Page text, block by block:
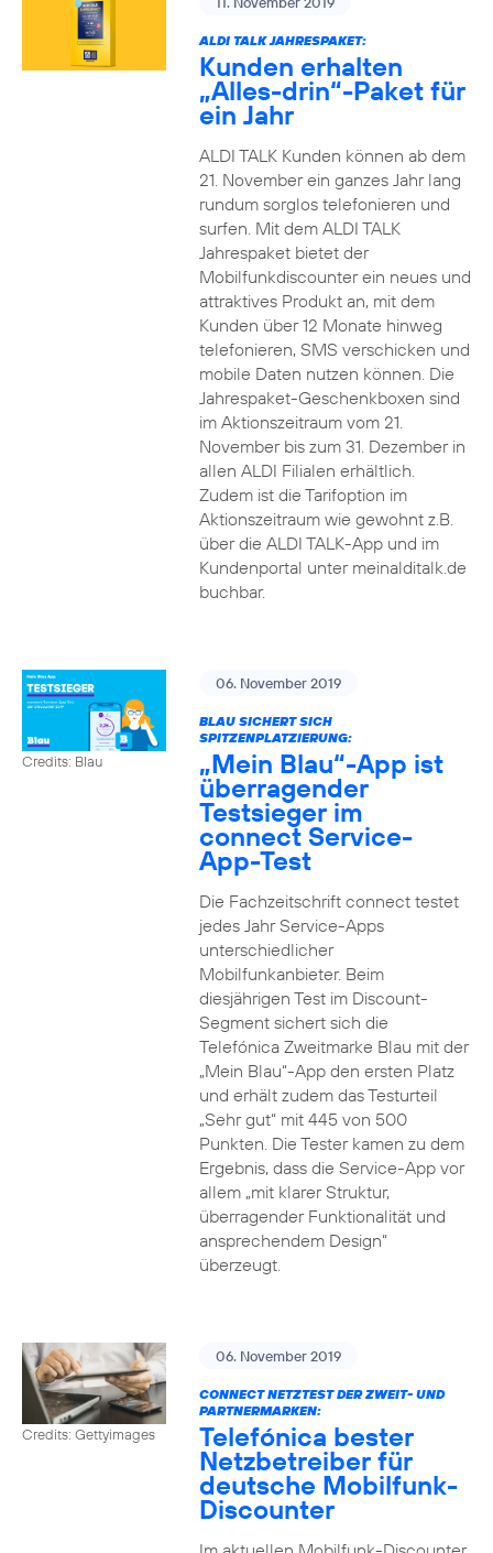
ALDI TALK JAHRESPAKET:
Kunden erhalten
„Alles-drin“-Paket für
ein Jahr
ALDI TALK Kunden können ab dem
21. November ein ganzes Jahr lang
rundum sorglos telefonieren und
surfen. Mit dem ALDI TALK
Jahrespaket bietet der
Mobilfunkdiscounter ein neues und
attraktives Produkt an, mit dem
Kunden über 12 Monate hinweg
telefonieren, SMS verschicken und
mobile Daten nutzen können. Die
Jahrespaket-Geschenkboxen sind
im Aktionszeitraum vom 21.
November bis zum 31. Dezember in
allen ALDI Filialen erhältlich.
Zudem ist die Tarifoption im
Aktionszeitraum wie gewohnt z.B.
über die ALDI TALK-App und im
Kundenportal unter meinalditalk.de
buchbar.
Credits: Blau
06. November 2019
BLAU SICHERT SICH
SPITZENPLATZIERUNG:
„Mein Blau“-App ist
überragender
Testsieger im
connect Service-
App-Test
Die Fachzeitschrift connect testet
jedes Jahr Service-Apps
unterschiedlicher
Mobilfunkanbieter. Beim
diesjährigen Test im Discount-
Segment sichert sich die
Telefónica Zweitmarke Blau mit der
„Mein Blau“-App den ersten Platz
und erhält zudem das Testurteil
„Sehr gut“ mit 445 von 500
Punkten. Die Tester kamen zu dem
Ergebnis, dass die Service-App vor
allem „mit klarer Struktur,
überragender Funktionalität und
ansprechendem Design“
überzeugt.
Credits: Gettyimages
06. November 2019
CONNECT NETZTEST DER ZWEIT- UND
PARTNERMARKEN:
Telefónica bester
Netzbetreiber für
deutsche Mobilfunk-
Discounter